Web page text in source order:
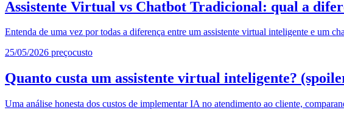
Assistente Virtual vs Chatbot Tradicional: qual a
Entenda de uma vez por todas a diferença entre um assistente virtual inteligente e um
25/05/2026 preçocusto
Quanto custa um assistente virtual inteligente?
Uma análise honesta dos custos de implementar IA no atendimento ao cliente,